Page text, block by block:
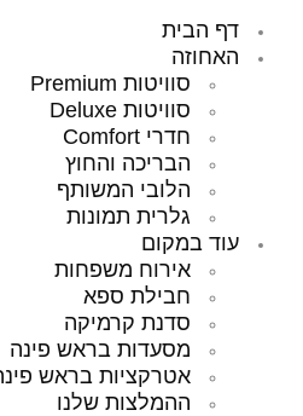
דף הבית
האחוזה
סוויטות Premium
סוויטות Deluxe
חדרי Comfort
הבריכה והחוץ
הלובי המשותף
גלרית תמונות
עוד במקום
אירוח משפחות
חבילת ספא
סדנת קרמיקה
מסעדות בראש פינה
אטרקציות בראש פינה
ההמלצות שלנו